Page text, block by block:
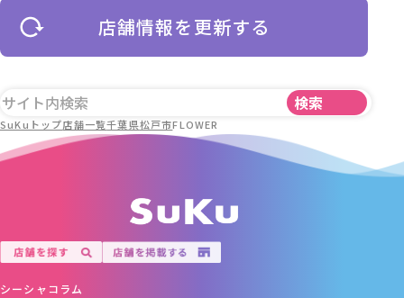
店舗情報を更新する
SuKuトップ店舗一覧千葉県松戸市FLOWER
シーシャコラム